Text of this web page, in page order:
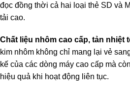
đọc đồng thời cả hai loại thẻ SD và
tải cao.
Chất liệu nhôm cao cấp, tản nhiệt
kim nhôm không chỉ mang lại vẻ
kế của các dòng máy cao cấp mà
hiệu quả khi hoạt động liên tục.